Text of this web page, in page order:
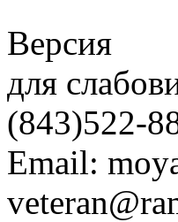
Версия
для
(843)522-
Email: